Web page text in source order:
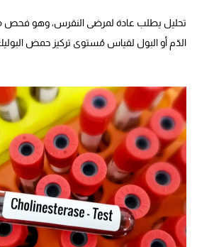
تحليل يطلب عادة لمرضى النقرس، وهو فحص
الدّم أو البول لقياس مُستوى تركيز حمض